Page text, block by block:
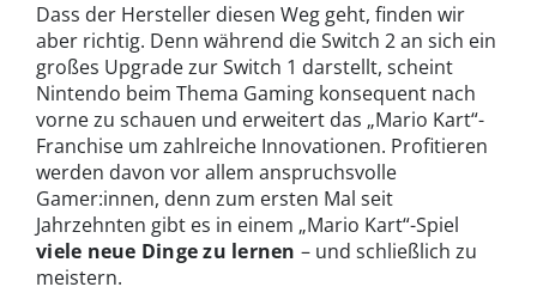
Dass der Hersteller diesen Weg geht, finden wir
aber richtig. Denn während die Switch 2 an sich ein
großes Upgrade zur Switch 1 darstellt, scheint
Nintendo beim Thema Gaming konsequent nach
vorne zu schauen und erweitert das „Mario Kart“-
Franchise um zahlreiche Innovationen. Profitieren
werden davon vor allem anspruchsvolle
Gamer:innen, denn zum ersten Mal seit
Jahrzehnten gibt es in einem „Mario Kart“-Spiel
viele neue Dinge zu lernen– und schließlich zu
meistern.